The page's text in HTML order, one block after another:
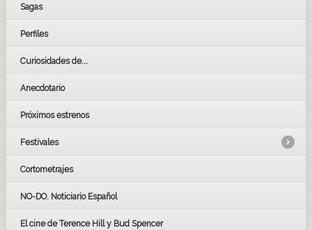
Sagas
Perfiles
Curiosidades de...
Anecdotario
Próximos estrenos
Festivales
LOS OSCARS
GOYAS
BAFTA
Cortometrajes
NO-DO. Noticiario Español
El cine de Terence Hill y Bud Spencer